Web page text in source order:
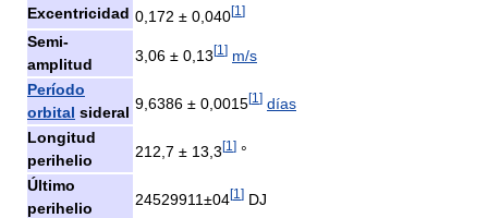
Excentricidad 0,172 ± 0,040[1 ]
Semi-
amplitud
3,06 ± 0,13[1 ] m/s
Período
orbital sideral
9,6386 ± 0,0015[1 ] días
Longitud
perihelio
212,7 ± 13,3[1 ] °
Último
perihelio
24529911±04[1 ] DJ